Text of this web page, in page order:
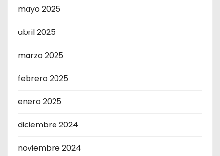
mayo 2025
abril 2025
marzo 2025
febrero 2025
enero 2025
diciembre 2024
noviembre 2024